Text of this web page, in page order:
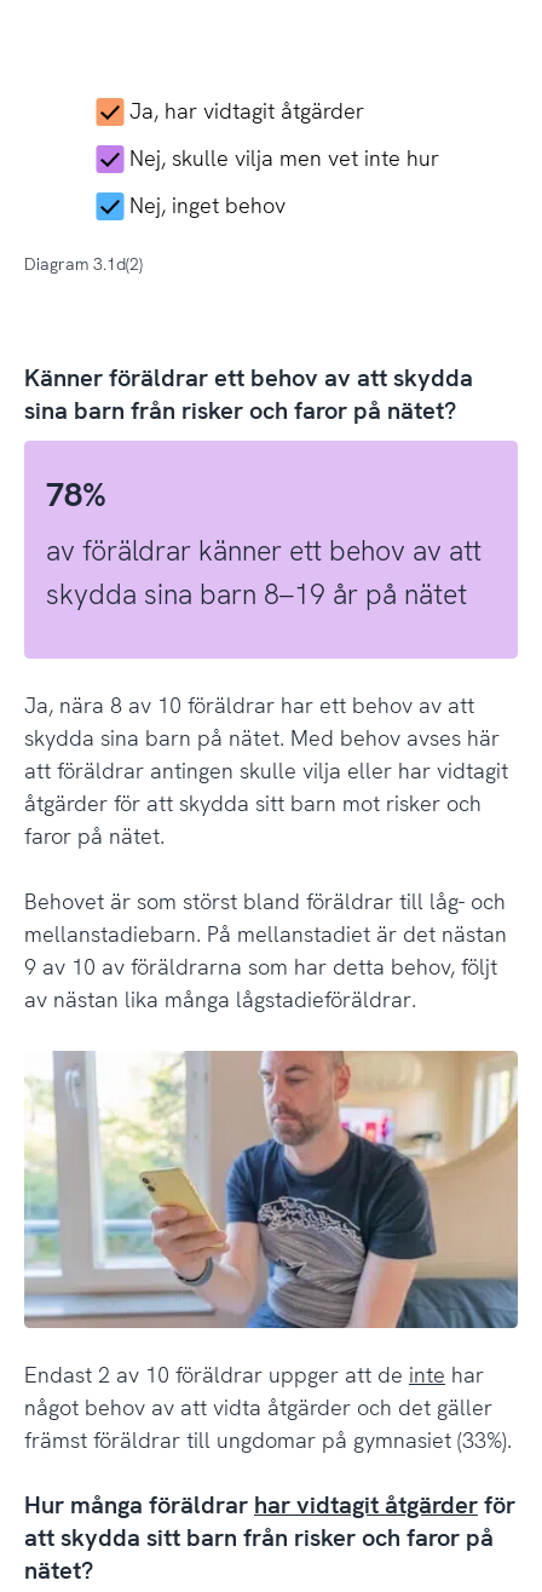
Ja, har vidtagit åtgärder
Nej, skulle vilja men vet inte hur
Nej, inget behov
Diagram 3.1d(2)
Känner föräldrar ett behov av att skydda
sina barn från risker och faror på nätet?
78%
av föräldrar känner ett behov av att
skydda sina barn 8–19 år på nätet
Ja, nära 8 av 10 föräldrar har ett behov av att
skydda sina barn på nätet. Med behov avses här
att föräldrar antingen skulle vilja eller har vidtagit
åtgärder för att skydda sitt barn mot risker och
faror på nätet.
Behovet är som störst bland föräldrar till låg- och
mellanstadiebarn. På mellanstadiet är det nästan
9 av 10 av föräldrarna som har detta behov, följt
av nästan lika många lågstadieföräldrar.
Endast 2 av 10 föräldrar uppger att de inte har
något behov av att vidta åtgärder och det gäller
främst föräldrar till ungdomar på gymnasiet (33%).
Hur många föräldrar har vidtagit åtgärderför
att skydda sitt barn från risker och faror på
nätet?